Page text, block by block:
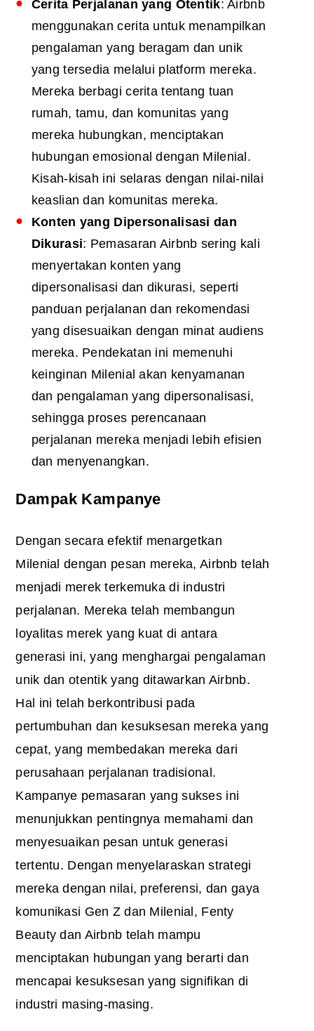
Cerita Perjalanan yang Otentik: Airbnb
menggunakan cerita untuk menampilkan
pengalaman yang beragam dan unik
yang tersedia melalui platform mereka.
Mereka berbagi cerita tentang tuan
rumah, tamu, dan komunitas yang
mereka hubungkan, menciptakan
hubungan emosional dengan Milenial.
Kisah-kisah ini selaras dengan nilai-nilai
keaslian dan komunitas mereka.
Konten yang Dipersonalisasi dan
Dikurasi: Pemasaran Airbnb sering kali
menyertakan konten yang
dipersonalisasi dan dikurasi, seperti
panduan perjalanan dan rekomendasi
yang disesuaikan dengan minat audiens
mereka. Pendekatan ini memenuhi
keinginan Milenial akan kenyamanan
dan pengalaman yang dipersonalisasi,
sehingga proses perencanaan
perjalanan mereka menjadi lebih efisien
dan menyenangkan.
Dampak Kampanye
Dengan secara efektif menargetkan
Milenial dengan pesan mereka, Airbnb telah
menjadi merek terkemuka di industri
perjalanan. Mereka telah membangun
loyalitas merek yang kuat di antara
generasi ini, yang menghargai pengalaman
unik dan otentik yang ditawarkan Airbnb.
Hal ini telah berkontribusi pada
pertumbuhan dan kesuksesan mereka yang
cepat, yang membedakan mereka dari
perusahaan perjalanan tradisional.
Kampanye pemasaran yang sukses ini
menunjukkan pentingnya memahami dan
menyesuaikan pesan untuk generasi
tertentu. Dengan menyelaraskan strategi
mereka dengan nilai, preferensi, dan gaya
komunikasi Gen Z dan Milenial, Fenty
Beauty dan Airbnb telah mampu
menciptakan hubungan yang berarti dan
mencapai kesuksesan yang signifikan di
industri masing-masing.